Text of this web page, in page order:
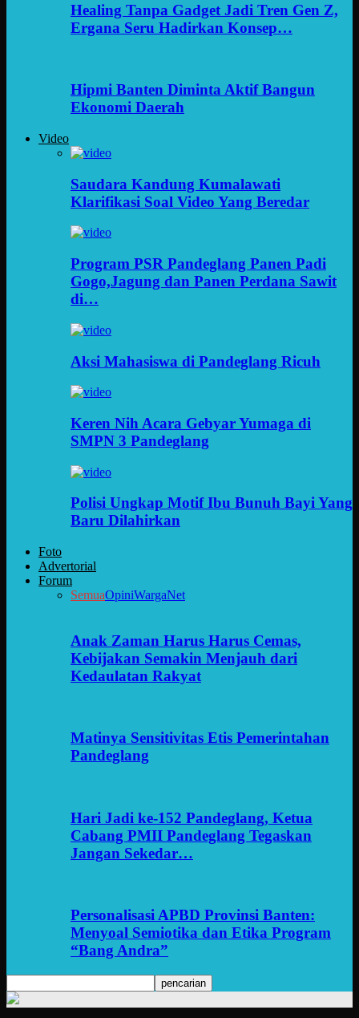
Healing Tanpa Gadget Jadi Tren Gen Z,
Ergana Seru Hadirkan Konsep…
Hipmi Banten Diminta Aktif Bangun
Ekonomi Daerah
Video
Saudara Kandung Kumalawati
Klarifikasi Soal Video Yang Beredar
Program PSR Pandeglang Panen Padi
Gogo,Jagung dan Panen Perdana Sawit
di…
Aksi Mahasiswa di Pandeglang Ricuh
Keren Nih Acara Gebyar Yumaga di
SMPN 3 Pandeglang
Polisi Ungkap Motif Ibu Bunuh Bayi Yang
Baru Dilahirkan
Foto
Advertorial
Forum
SemuaOpiniWargaNet
Anak Zaman Harus Harus Cemas,
Kebijakan Semakin Menjauh dari
Kedaulatan Rakyat
Matinya Sensitivitas Etis Pemerintahan
Pandeglang
Hari Jadi ke-152 Pandeglang, Ketua
Cabang PMII Pandeglang Tegaskan
Jangan Sekedar…
Personalisasi APBD Provinsi Banten:
Menyoal Semiotika dan Etika Program
“Bang Andra”